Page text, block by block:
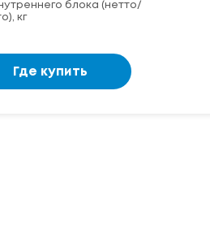
блока (нетто/
кг
Где купить